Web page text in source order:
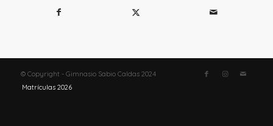
© Copyright - Gimnasio Sabio Caldas 2024
Matrículas 2026